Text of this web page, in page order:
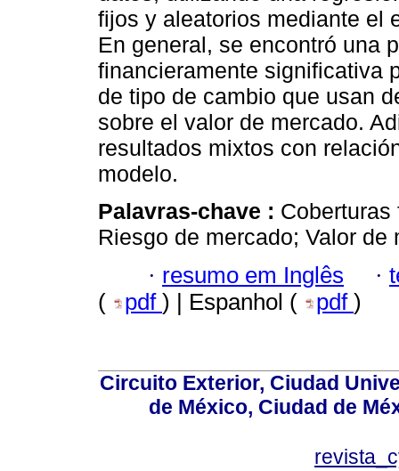
fijos y aleatorios mediante el
En general, se encontró una
financieramente significativa
de tipo de cambio que usan
sobre el valor de mercado.
resultados mixtos con
modelo.
Palavras-chave :
Riesgo de mercado; Valor
· resumo em Inglês ·
(
pdf ) | Espanhol ( pdf )
Circuito Exterior, Ciudad
de México, Ciudad de